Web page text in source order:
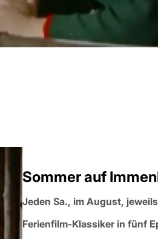
Sommer auf
Jeden Sa., im August,
Ferienfilm-Klassiker in fünf